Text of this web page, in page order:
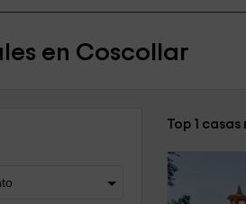
en Coscollar
Top 1